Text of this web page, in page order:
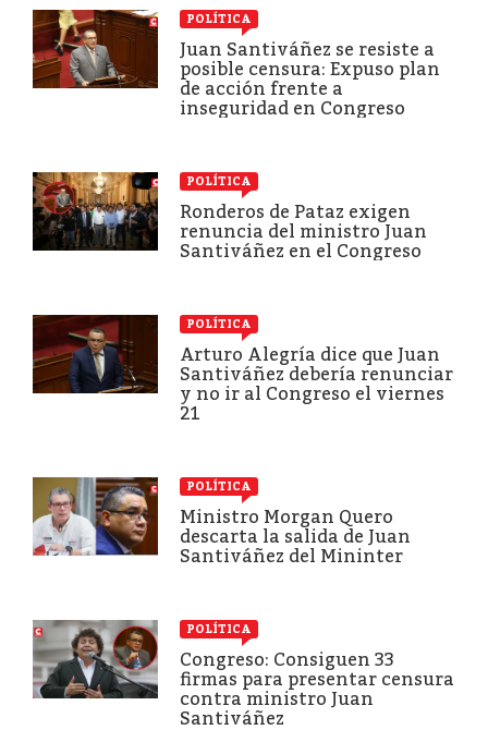
POLÍTICA
Juan Santiváñez se resiste a
posible censura: Expuso plan
de acción frente a
inseguridad en Congreso
POLÍTICA
Ronderos de Pataz exigen
renuncia del ministro Juan
Santiváñez en el Congreso
POLÍTICA
Arturo Alegría dice que Juan
Santiváñez debería renunciar
y no ir al Congreso el viernes
21
POLÍTICA
Ministro Morgan Quero
descarta la salida de Juan
Santiváñez del Mininter
POLÍTICA
Congreso: Consiguen 33
firmas para presentar censura
contra ministro Juan
Santiváñez